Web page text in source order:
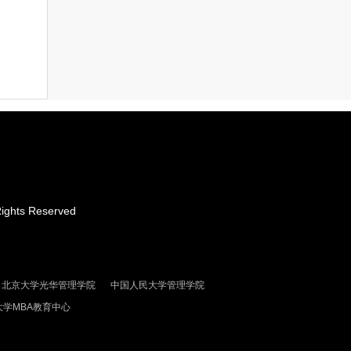
Reserved
北京大学光华管理学院
中国人民大学管理学院
学MBA教育中心